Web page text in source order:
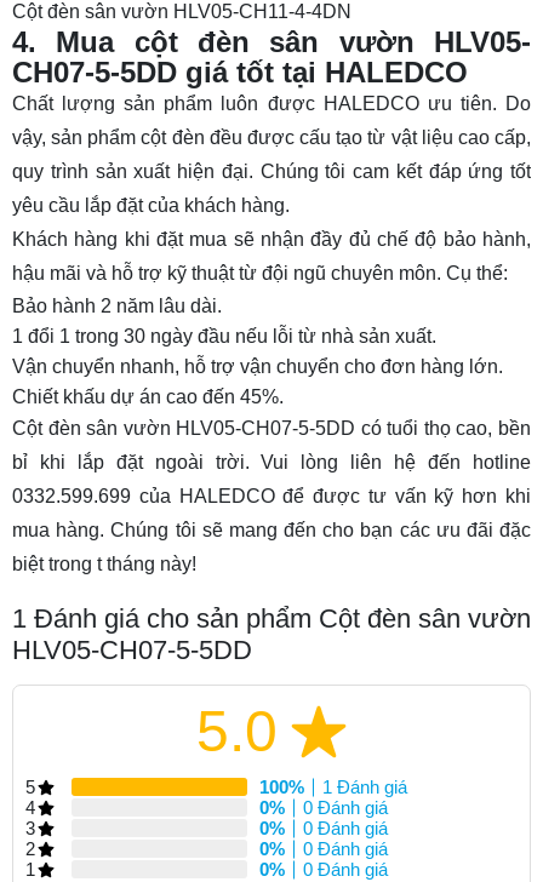
Cột đèn sân vườn HLV05-CH11-4-4DN
4. Mua cột đèn sân vườn HLV05-
CH07-5-5DD giá tốt tại HALEDCO
Chất lượng sản phẩm luôn được HALEDCO ưu tiên. Do
vậy, sản phẩm cột đèn đều được cấu tạo từ vật liệu cao cấp,
quy trình sản xuất hiện đại. Chúng tôi cam kết đáp ứng tốt
yêu cầu lắp đặt của khách hàng.
Khách hàng khi đặt mua sẽ nhận đầy đủ chế độ bảo hành,
hậu mãi và hỗ trợ kỹ thuật từ đội ngũ chuyên môn. Cụ thể:
Bảo hành 2 năm lâu dài.
1 đổi 1 trong 30 ngày đầu nếu lỗi từ nhà sản xuất.
Vận chuyển nhanh, hỗ trợ vận chuyển cho đơn hàng lớn.
Chiết khấu dự án cao đến 45%.
Cột đèn sân vườn HLV05-CH07-5-5DD có tuổi thọ cao, bền
bỉ khi lắp đặt ngoài trời. Vui lòng liên hệ đến hotline
0332.599.699 của HALEDCO để được tư vấn kỹ hơn khi
mua hàng. Chúng tôi sẽ mang đến cho bạn các ưu đãi đặc
biệt trong t tháng này!
1 Đánh giá cho sản phẩm Cột đèn sân vườn
HLV05-CH07-5-5DD
5.0
5 100%
1 Đánh giá
4
0%
0 Đánh giá
3
0%
0 Đánh giá
2
0%
0 Đánh giá
1
0% 0 Đánh giá